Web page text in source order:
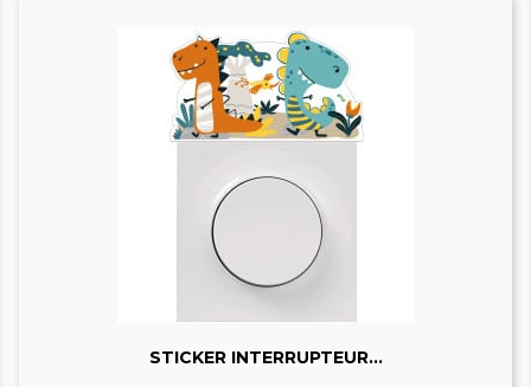
STICKER INTERRUPTEUR...